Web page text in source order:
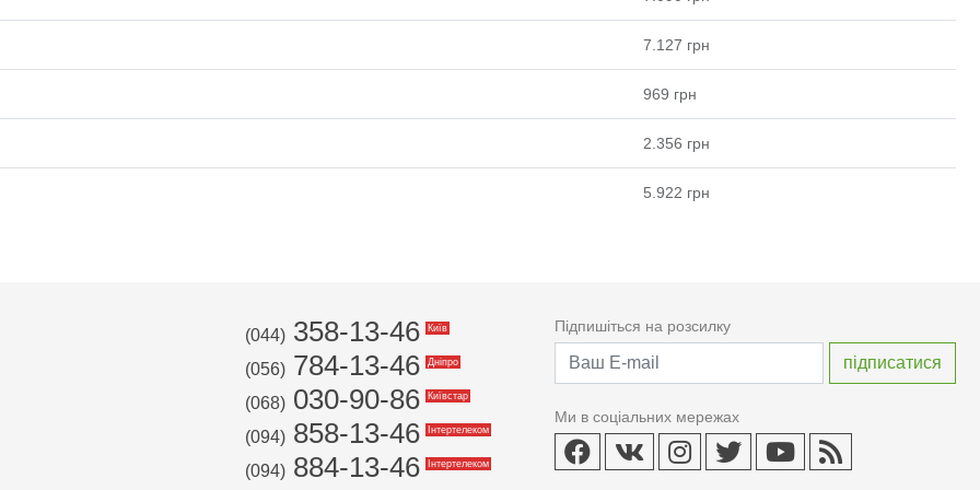
7.127 грн
969 грн
2.356 грн
5.922 грн
(044) 358-13-46 Київ
(056) 784-13-46 Дніпро
(068) 030-90-86 Київстар
(094) 858-13-46 Інтертелеком
(094) 884-13-46 Інтертелеком
Підпишіться на розсилку
Ми в соціальних мережах